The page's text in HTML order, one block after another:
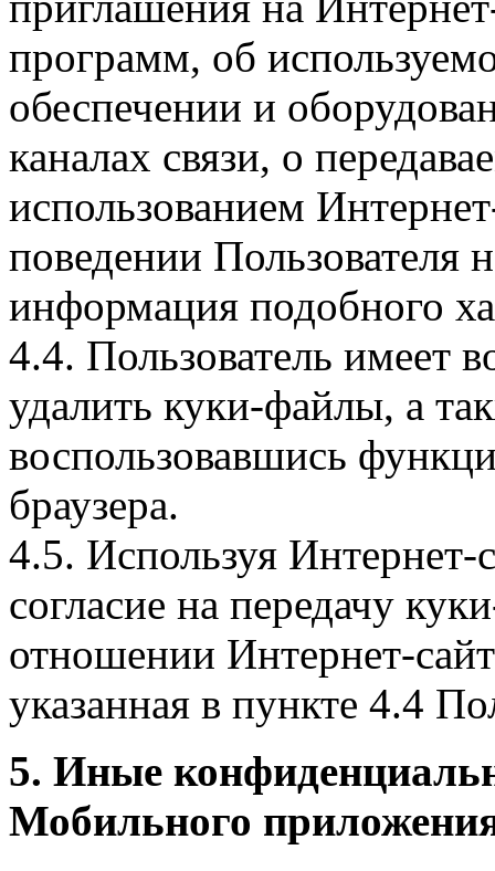
программ, об
обеспечении и
каналах связи, о
использованием
поведении Пользователя
информация подобного
4.4. Пользователь имеет
удалить куки-файлы, а
воспользовавшись
браузера.
4.5. Используя Интернет-
согласие на передачу
отношении Интернет-
указанная в пункте 4.4
5. Иные
Мобильного